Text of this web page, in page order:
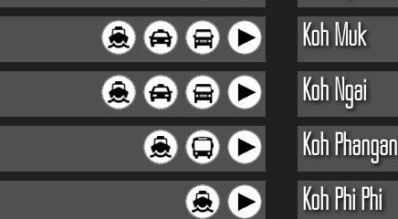
Koh Muk
Koh Ngai
Koh Phangan
Koh Phi Phi